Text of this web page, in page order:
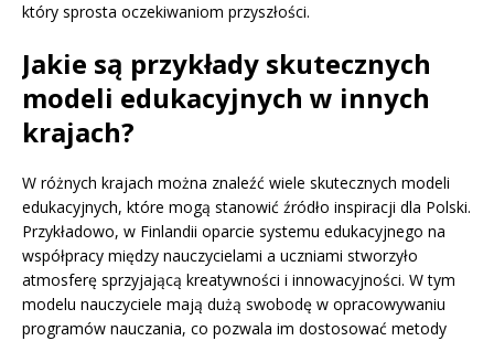
który sprosta oczekiwaniom przyszłości.
Jakie są przykłady skutecznych
modeli edukacyjnych w innych
krajach?
W różnych krajach można znaleźć wiele skutecznych modeli
edukacyjnych, które mogą stanowić źródło inspiracji dla Polski.
Przykładowo, w Finlandii oparcie systemu edukacyjnego na
współpracy między nauczycielami a uczniami stworzyło
atmosferę sprzyjającą kreatywności i innowacyjności. W tym
modelu nauczyciele mają dużą swobodę w opracowywaniu
programów nauczania, co pozwala im dostosować metody